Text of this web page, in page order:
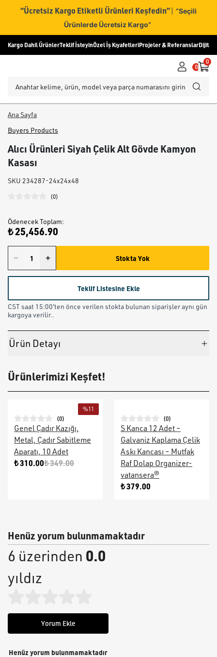
“Ücretsiz Kargo Etiketli Ürünleri Keşfedin” | “Seçili
Ürünlerde Ücretsiz Kargo”
Kargo Dahil ÜrünlerTeklif İsteyinÖzel İş KıyafetleriProjeler & ReferanslarDijital
0
0
Ana Sayfa
Buyers Products
Alıcı Ürünleri Siyah Çelik Alt Gövde Kamyon
Kasası
SKU 234287-24x24x48
(0)
Ödenecek Toplam:
₺ 25,456.90
Stokta Yok
Teklif Listesine Ekle
CST saat 15:00'ten önce verilen stokta bulunan siparişler aynı gün
kargoya verilir..
Ürün Detayı
Ürünlerimizi Keşfet!
%11
(0)
Genel Çadır Kazığı,
Metal, Çadır Sabitleme
Aparatı, 10 Adet
₺ 310.00₺ 349.00
(0)
S Kanca 12 Adet –
Galvaniz Kaplama Çelik
Askı Kancası – Mutfak
Raf Dolap Organizer-
vatansera®
₺ 379.00
Henüz yorum bulunmamaktadır
6 üzerinden 0.0
yıldız
Yorum Ekle
Henüz yorum bulunmamaktadır